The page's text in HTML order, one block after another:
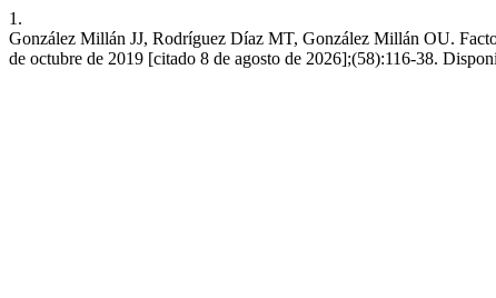
1.
González Millán JJ, Rodríguez Díaz MT, González Millán OU.
de octubre de 2019 [citado 8 de agosto de 2026];(58):116-38.